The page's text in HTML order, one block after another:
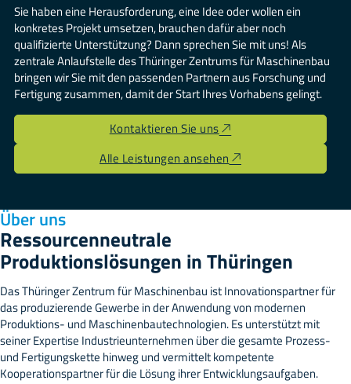
Sie haben eine Herausforderung, eine Idee oder wollen ein
konkretes Projekt umsetzen, brauchen dafür aber noch
qualifizierte Unterstützung? Dann sprechen Sie mit uns! Als
zentrale Anlaufstelle des Thüringer Zentrums für Maschinenbau
bringen wir Sie mit den passenden Partnern aus Forschung und
Fertigung zusammen, damit der Start Ihres Vorhabens gelingt.
Kontaktieren Sie uns
Alle Leistungen ansehen
Über uns
Ressourcenneutrale
Produktionslösungen in Thüringen
Das Thüringer Zentrum für Maschinenbau ist Innovationspartner für
das produzierende Gewerbe in der Anwendung von modernen
Produktions- und Maschinenbautechnologien. Es unterstützt mit
seiner Expertise Industrieunternehmen über die gesamte Prozess-
und Fertigungskette hinweg und vermittelt kompetente
Kooperationspartner für die Lösung ihrer Entwicklungsaufgaben.